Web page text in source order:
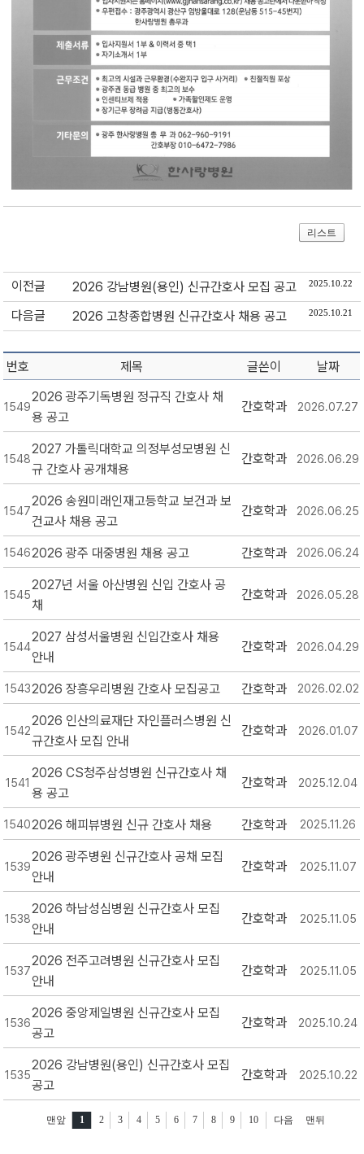
리스트
이전글 2026 강남병원(용인) 신규간호사 모집 공고 2025.10.22
다음글 2026 고창종합병원 신규간호사 채용 공고 2025.10.21
번호 제목 글쓴이 날짜
1549
2026 광주기독병원 정규직 간호사 채
용 공고
간호학과 2026.07.27
1548
2027 가톨릭대학교 의정부성모병원 신
규 간호사 공개채용
간호학과 2026.06.29
1547
2026 송원미래인재고등학교 보건과 보
건교사 채용 공고
간호학과 2026.06.25
15462026 광주 대중병원 채용 공고 간호학과 2026.06.24
1545
2027년 서울 아산병원 신입 간호사 공
채
간호학과 2026.05.28
1544
2027 삼성서울병원 신입간호사 채용
안내
간호학과 2026.04.29
15432026 장흥우리병원 간호사 모집공고 간호학과 2026.02.02
1542
2026 인산의료재단 자인플러스병원 신
규간호사 모집 안내
간호학과 2026.01.07
1541
2026 CS청주삼성병원 신규간호사 채
용 공고
간호학과 2025.12.04
15402026 해피뷰병원 신규 간호사 채용 간호학과 2025.11.26
1539
2026 광주병원 신규간호사 공채 모집
안내
간호학과 2025.11.07
1538
2026 하남성심병원 신규간호사 모집
안내
간호학과 2025.11.05
1537
2026 전주고려병원 신규간호사 모집
안내
간호학과 2025.11.05
1536
2026 중앙제일병원 신규간호사 모집
공고
간호학과 2025.10.24
1535
2026 강남병원(용인) 신규간호사 모집
공고
간호학과 2025.10.22
맨앞 1 2 3 4 5 6 7 8 9 10 다음 맨뒤